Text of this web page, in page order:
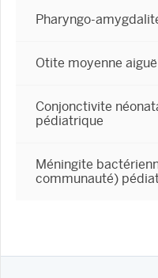
Pharyngo-
Otite moyenne
Conjonctivite
pédiatrique
Méningite
communauté)